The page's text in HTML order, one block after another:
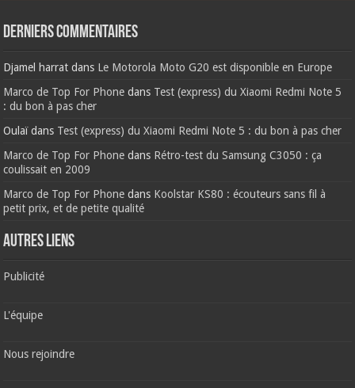
Derniers commentaires
Djamel harrat dans Le Motorola Moto G20 est disponible en Europe
Marco de Top For Phone dans Test (express) du Xiaomi Redmi Note 5
: du bon à pas cher
Oulaïdans Test (express) du Xiaomi Redmi Note 5 : du bon à pas cher
Marco de Top For Phone dans Rétro-test du Samsung C3050 : ça
coulissait en 2009
Marco de Top For Phone dans Koolstar KS80 : écouteurs sans fil à
petit prix, et de petite qualité
AUTRES LIENS
Publicité
L'équipe
Nous rejoindre